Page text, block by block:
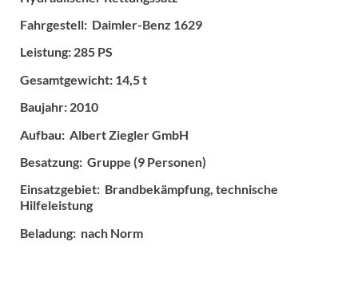
Fahrgestell: Daimler-Benz 1629
Leistung: 285 PS
Gesamtgewicht: 14,5 t
Baujahr: 2010
Aufbau: Albert Ziegler GmbH
Besatzung: Gruppe (9 Personen)
Einsatzgebiet: Brandbekämpfung, technische
Hilfeleistung
Beladung: nach Norm